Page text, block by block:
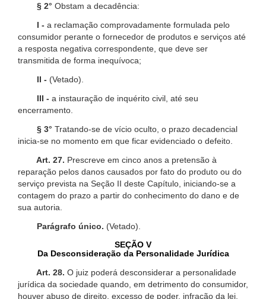
§ 2° Obstam a decadência:
I - a reclamação comprovadamente formulada pelo
consumidor perante o fornecedor de produtos e serviços até
a resposta negativa correspondente, que deve ser
transmitida de forma inequívoca;
II - (Vetado).
III - a instauração de inquérito civil, até seu
encerramento.
§ 3° Tratando-se de vício oculto, o prazo decadencial
inicia-se no momento em que ficar evidenciado o defeito.
Art. 27. Prescreve em cinco anos a pretensão à
reparação pelos danos causados por fato do produto ou do
serviço prevista na Seção II deste Capítulo, iniciando-se a
contagem do prazo a partir do conhecimento do dano e de
sua autoria.
Parágrafo único. (Vetado).
SEÇÃO V
Da Desconsideração da Personalidade Jurídica
Art. 28. O juiz poderá desconsiderar a personalidade
jurídica da sociedade quando, em detrimento do consumidor,
houver abuso de direito, excesso de poder, infração da lei,